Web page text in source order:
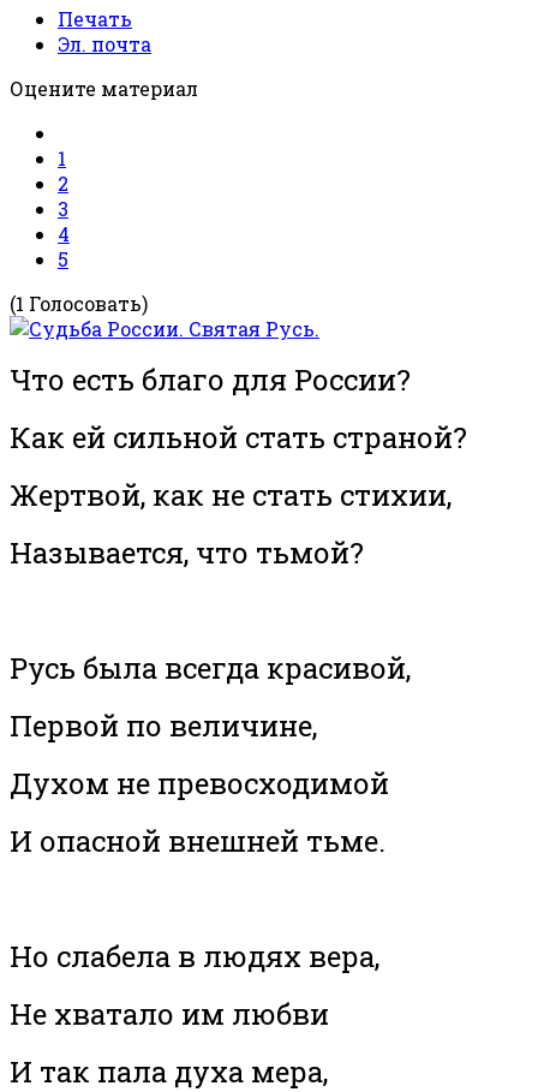
Печать
Эл. почта
Оцените материал
1
2
3
4
5
(1 Голосовать)
Что есть благо для России?
Как ей сильной стать страной?
Жертвой, как не стать стихии,
Называется, что тьмой?
Русь была всегда красивой,
Первой по величине,
Духом не превосходимой
И опасной внешней тьме.
Но слабела в людях вера,
Не хватало им любви
И так пала духа мера,